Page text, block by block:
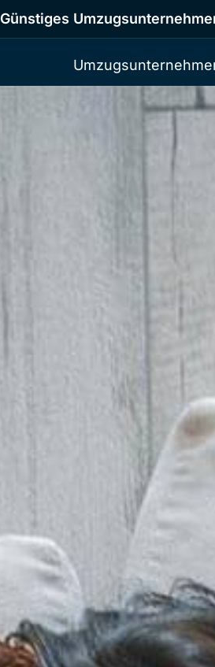
Günstiges